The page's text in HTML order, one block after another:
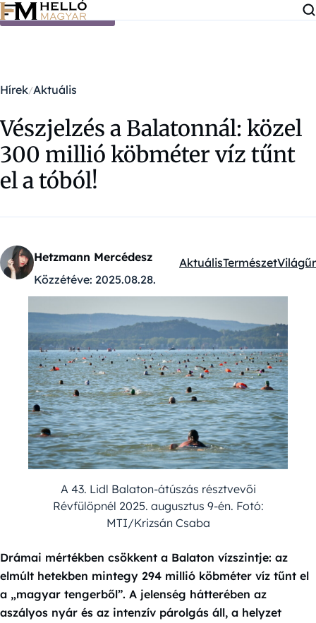
Ugrás a tartalomra
Hírek Aktuális
Vészjelzés a Balatonnál: közel
300 millió köbméter víz tűnt
el a tóból!
Hetzmann Mercédesz
Közzétéve: 2025.08.28.
Kategóriák:
AktuálisTermészetVilágűr
A 43. Lidl Balaton-átúszás résztvevői
Révfülöpnél 2025. augusztus 9-én. Fotó:
MTI/Krizsán Csaba
Drámai mértékben csökkent a Balaton vízszintje: az
elmúlt hetekben mintegy 294 millió köbméter víz tűnt el
a „magyar tengerből”. A jelenség hátterében az
aszályos nyár és az intenzív párolgás áll, a helyzet